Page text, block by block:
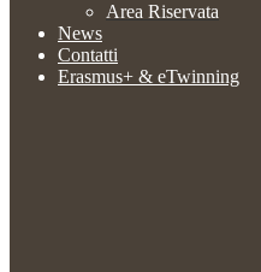
Area Riservata
News
Contatti
Erasmus+ & eTwinning